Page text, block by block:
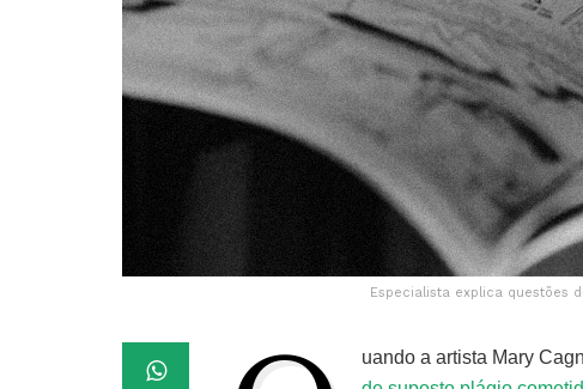
Especialista explica questões
uando a artista Mary